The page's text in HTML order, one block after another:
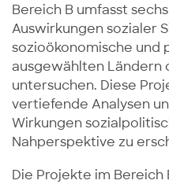
Bereich B umfasst
Auswirkungen sozialer
sozioökonomische und
ausgewählten Ländern
untersuchen. Diese
vertiefende Analysen
Wirkungen
Nahperspektive zu
Die Projekte im